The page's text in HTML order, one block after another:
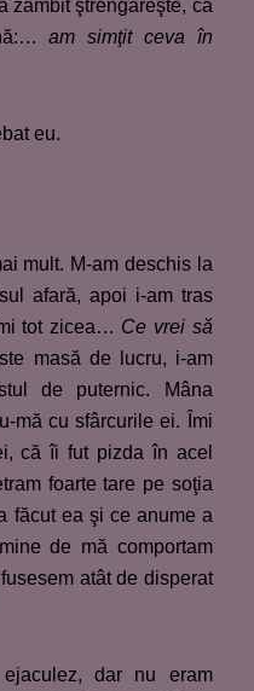
zâmbit ştrengăreşte, ca
am simţit ceva în
eu.
mult. M-am deschis la
afară, apoi i-am tras
tot zicea… Ce vrei să
masă de lucru, i-am
de puternic. Mâna
mă cu sfârcurile ei. Îmi
că îi fut pizda în acel
foarte tare pe soţia
făcut ea şi ce anume a
de mă comportam
atât de disperat
dar nu eram